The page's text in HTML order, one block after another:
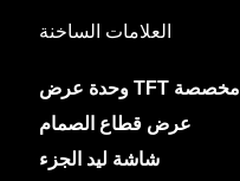
العلامات الساخنة
وحدة عرض TFT مخصصة
عرض قطاع الصمام
شاشة ليد الجزء